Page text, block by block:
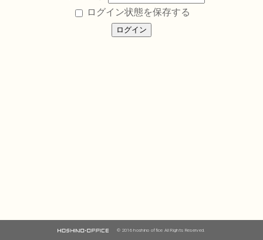
ログイン状態を保存する
© 2016 hoshino office All Rights Reserved.